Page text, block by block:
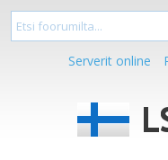
Serverit online